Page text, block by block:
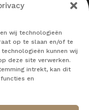
wij technologieën
op te slaan en/of te
kunnen wij
deze site verwerken.
intrekt, kan dit
en